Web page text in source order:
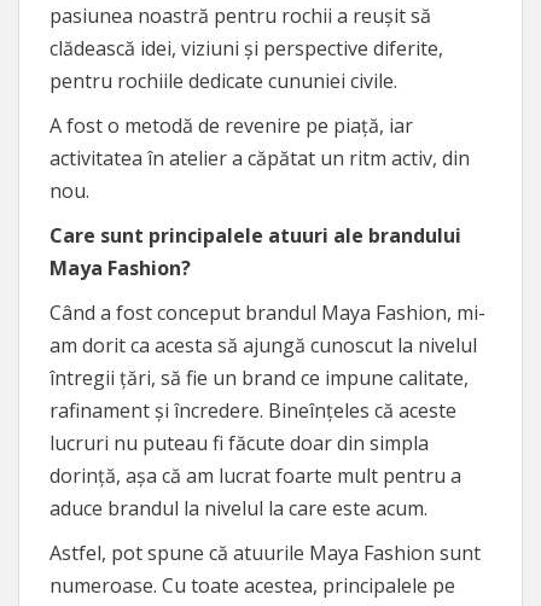
pasiunea noastră pentru rochii a reușit să
clădească idei, viziuni și perspective diferite,
pentru rochiile dedicate cununiei civile.
A fost o metodă de revenire pe piață, iar
activitatea în atelier a căpătat un ritm activ, din
nou.
Care sunt principalele atuuri ale brandului
Maya Fashion?
Când a fost conceput brandul Maya Fashion, mi-
am dorit ca acesta să ajungă cunoscut la nivelul
întregii țări, să fie un brand ce impune calitate,
rafinament și încredere. Bineînțeles că aceste
lucruri nu puteau fi făcute doar din simpla
dorință, așa că am lucrat foarte mult pentru a
aduce brandul la nivelul la care este acum.
Astfel, pot spune că atuurile Maya Fashion sunt
numeroase. Cu toate acestea, principalele pe